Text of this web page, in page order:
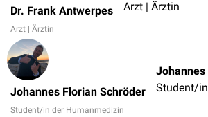
Dr. Frank Antwerpes
Arzt | Ärztin
Arzt | Ärztin
Johannes Florian Schröder
Student/in der Humanmedizin